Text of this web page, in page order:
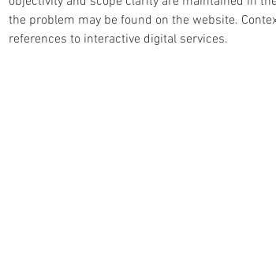
the problem may be found on the website.
references to interactive digital services.